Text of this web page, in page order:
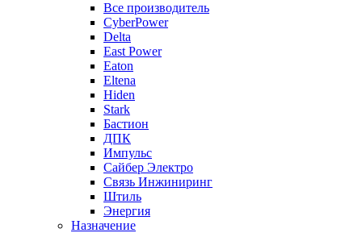
Все производитель
CyberPower
Delta
East Power
Eaton
Eltena
Hiden
Stark
Бастион
ДПК
Импульс
Сайбер Электро
Связь Инжиниринг
Штиль
Энергия
Назначение